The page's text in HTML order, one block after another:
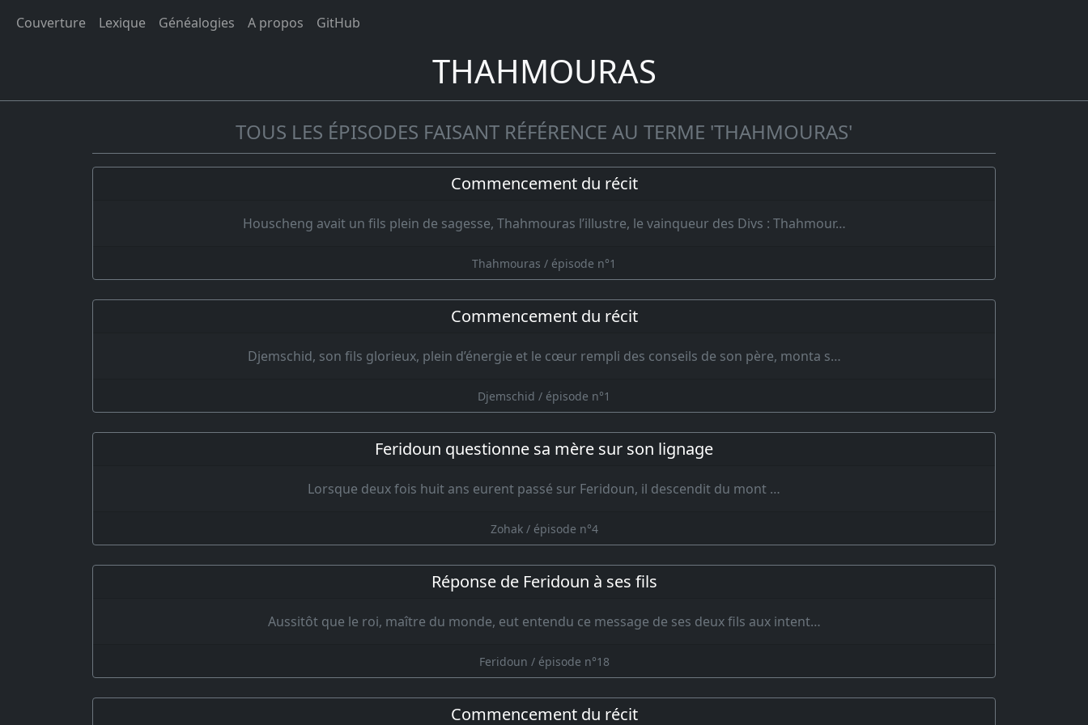
Couverture Lexique Généalogies A propos GitHub
THAHMOURAS
TOUS LES ÉPISODES FAISANT RÉFÉRENCE AU TERME 'THAHMOURAS'
Commencement du récit
Houscheng avait un fils plein de sagesse, Thahmouras l’illustre, le vainqueur des Divs : Thahmour…
Thahmouras / épisode n°1
Commencement du récit
Djemschid, son fils glorieux, plein d’énergie et le cœur rempli des conseils de son père, monta s…
Djemschid / épisode n°1
Feridoun questionne sa mère sur son lignage
Lorsque deux fois huit ans eurent passé sur Feridoun, il descendit du mont …
Zohak / épisode n°4
Réponse de Feridoun à ses fils
Aussitôt que le roi, maître du monde, eut entendu ce message de ses deux fils aux intent…
Feridoun / épisode n°18
Commencement du récit